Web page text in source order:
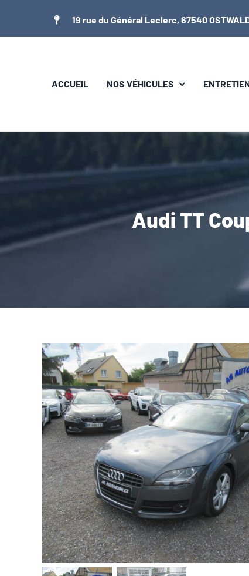
contenu
19 rue du Général Leclerc, 67540
ACCUEIL NOS VÉHICULES
Audi TT